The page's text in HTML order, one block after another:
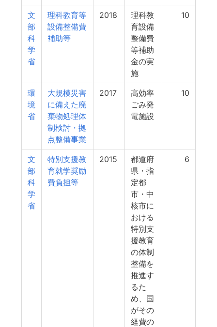
文
部
科
学
省
理科教育等
設備整備費
補助等
2018
理科教
育設備
整備費
等補助
金の実
施
10
環
境
省
大規模災害
に備えた廃
棄物処理体
制検討・拠
点整備事業
2017
高効率
ごみ発
電施設
10
文
部
科
学
省
特別支援教
育就学奨励
費負担等
2015
都道府
県・指
定都
市・中
核市に
おける
特別支
援教育
の体制
整備を
推進す
るた
め、国
がその
経費の
6